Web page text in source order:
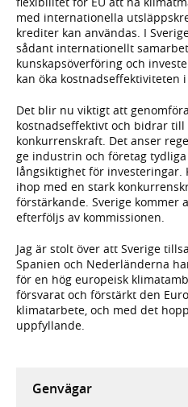
med internationella
krediter kan användas. I
sådant internationellt
kunskapsöverföring och
kan öka kostnadseffektiviteten
Det blir nu viktigt att
kostnadseffektivt och bidrar till
konkurrenskraft. Det anser
ge industrin och företag
långsiktighet för
ihop med en stark
förstärkande. Sverige kommer
efterföljs av kommissionen.
Jag är stolt över att Sverige
Spanien och Nederländerna
för en hög europeisk
försvarat och förstärkt den
klimatarbete, och med det
uppfyllande.
Genvägar